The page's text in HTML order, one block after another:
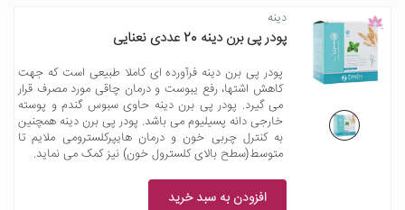
دینه
پودر پی برن دینه 20 عددی نعنایی
پودر پی برن دینه فرآورده ای کاملا طبیعی است که جهت
کاهش اشتها، رفع یبوست و درمان چاقی مورد مصرف قرار
می گیرد. پودر پی برن دینه حاوی سبوس گندم و پوسته
خارجی دانه پسیلیوم می باشد. پودر پی برن دینه همچنین
به کنترل چربی خون و درمان هایپرکلسترومی ملایم تا
متوسط(سطح بالای کلسترول خون) نیز کمک می نماید.
افزودن به سبد خرید